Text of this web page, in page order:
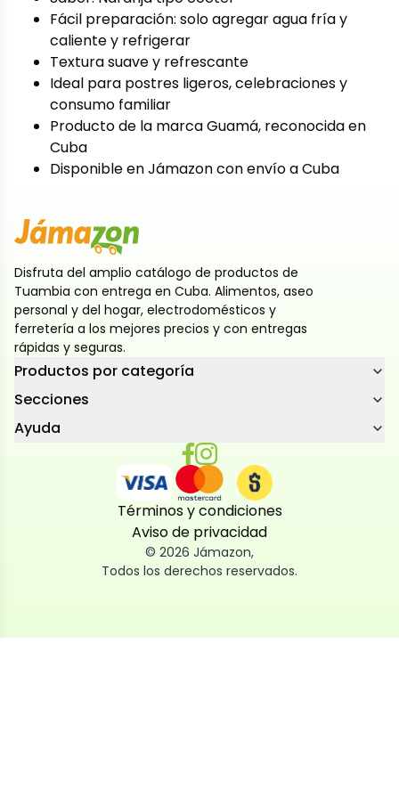
Fácil preparación: solo agregar agua fría y
caliente y refrigerar
Textura suave y refrescante
Ideal para postres ligeros, celebraciones y
consumo familiar
Producto de la marca Guamá, reconocida en
Cuba
Disponible en Jámazon con envío a Cuba
Disfruta del amplio catálogo de productos de
Tuambia con entrega en Cuba. Alimentos, aseo
personal y del hogar, electrodomésticos y
ferretería a los mejores precios y con entregas
rápidas y seguras.
Productos por categoría
Secciones
Ayuda
Términos y condiciones
Aviso de privacidad
© 2026 Jámazon,
Todos los derechos reservados.